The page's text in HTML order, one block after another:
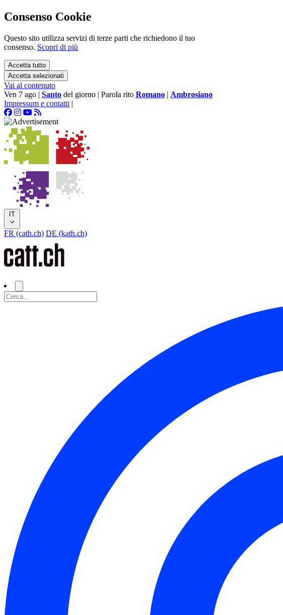
Consenso Cookie
Questo sito utilizza servizi di terze parti che richiedono il tuo
consenso. Scopri di più
Accetta tutto
Accetta selezionati
Vai al contenuto
Ven 7 ago | Santo del giorno | Parola rito Romano | Ambrosiano
Impressum e contatti |
IT
FR (cath.ch) DE (kath.ch)